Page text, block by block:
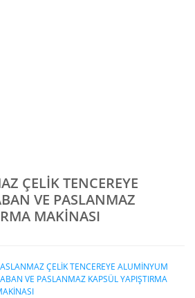
ÇELİK TENCEREYE
VE PASLANMAZ
MAKİNASI
ÇELİK TENCEREYE ALUMİNYUM
VE PASLANMAZ KAPSÜL YAPIŞTIRMA